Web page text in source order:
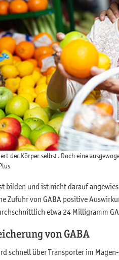
der Körper selbst. Doch eine
bilden und ist nicht darauf
Zufuhr von GABA positive
etwa 24 Milligramm
von GABA
schnell über Transporter im